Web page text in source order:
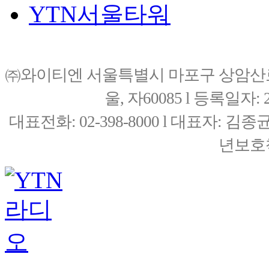
YTN서울타워
㈜와이티엔 서울특별시 마포구 상암
울, 자60085 l 등록일자:
대표전화: 02-398-8000 l 대표자: 김종
년보